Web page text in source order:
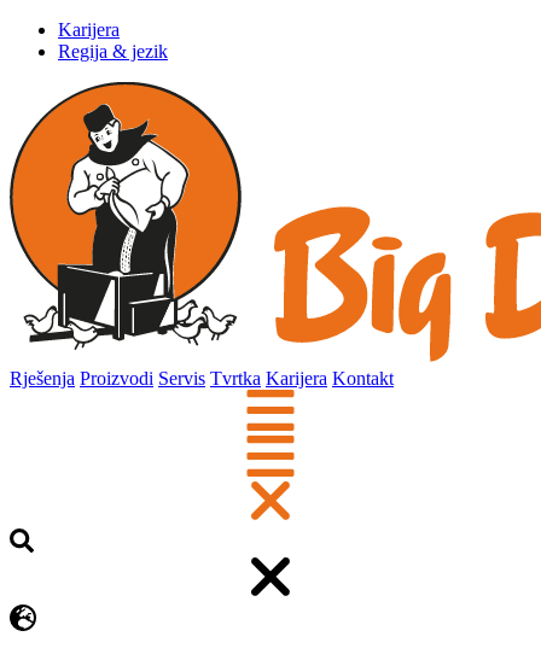
Karijera
Regija & jezik
Rješenja Proizvodi Servis Tvrtka Karijera Kontakt